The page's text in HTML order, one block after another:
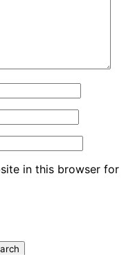
in this browser for